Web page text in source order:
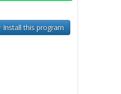
Install this program